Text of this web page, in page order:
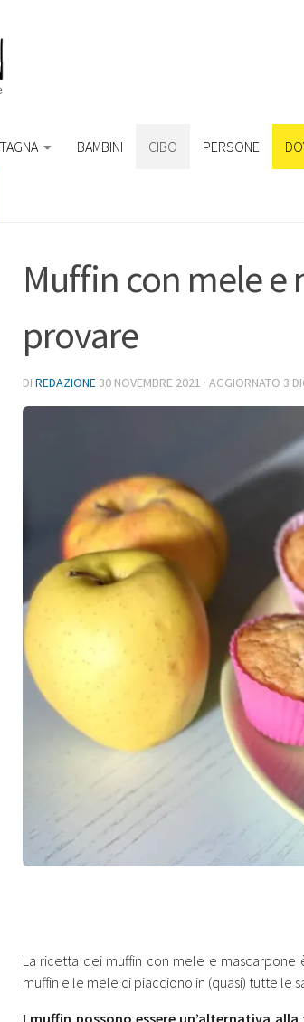
BAMBINI CIBO PERSONE
Muffin con mele e
provare
DI REDAZIONE30 NOVEMBRE 2021 · AGGIORNATO 3
La ricetta dei muffin con mele e
muffin e le mele ci piacciono in (quasi) tutte le
I muffin possono essere un’alternativa